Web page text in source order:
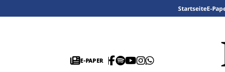
StartseiteE-
E-PAPER